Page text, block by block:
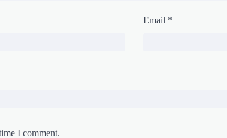
Email *
I comment.